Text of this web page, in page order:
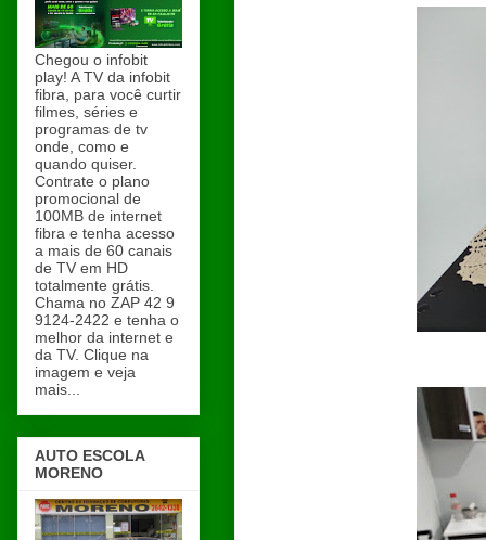
Chegou o infobit
play! A TV da infobit
fibra, para você curtir
filmes, séries e
programas de tv
onde, como e
quando quiser.
Contrate o plano
promocional de
100MB de internet
fibra e tenha acesso
a mais de 60 canais
de TV em HD
totalmente grátis.
Chama no ZAP 42 9
9124-2422 e tenha o
melhor da internet e
da TV. Clique na
imagem e veja
mais...
AUTO ESCOLA
MORENO